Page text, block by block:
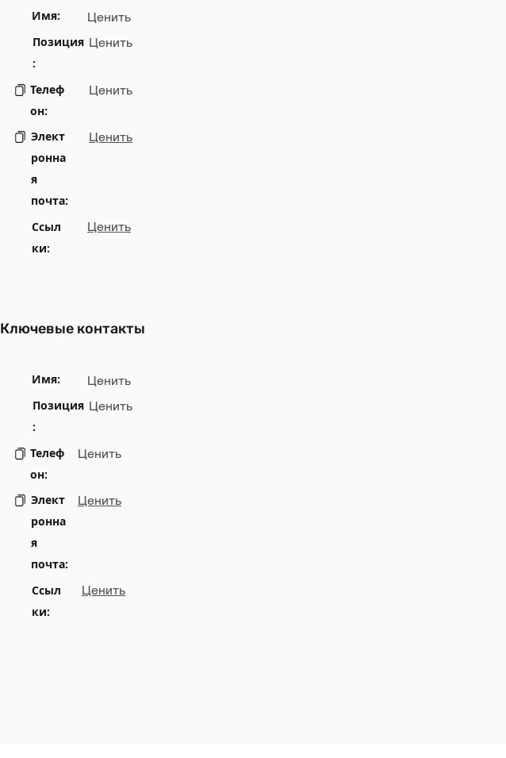
Имя:
Ценить
Позиция
:
Ценить
Телеф
он:
Ценить
Элект
ронна
я
почта:
Ценить
Ссыл
ки:
Ценить
Ключевые контакты
Имя:
Ценить
Позиция
:
Ценить
Телеф
он:
Ценить
Элект
ронна
я
почта:
Ценить
Ссыл
ки:
Ценить